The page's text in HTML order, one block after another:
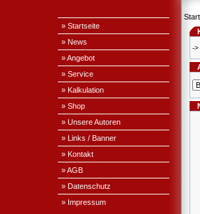
» Startseite
» News
» Angebot
» Service
» Kalkulation
» Shop
» Unsere Autoren
» Links / Banner
» Kontakt
» AGB
» Datenschutz
» Impressum
->